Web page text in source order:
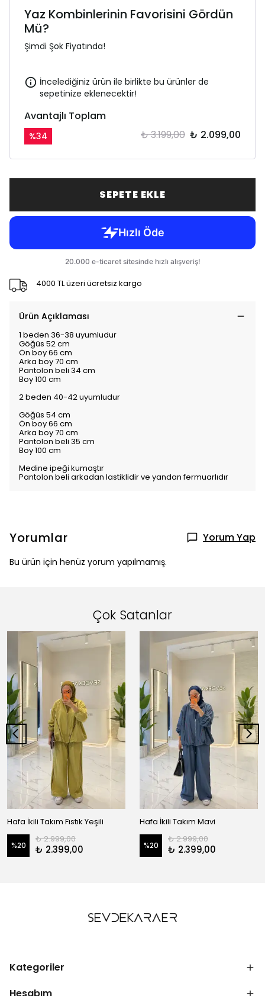
Yaz Kombinlerinin Favorisini Gördün
Mü?
Şimdi Şok Fiyatında!
İncelediğiniz ürün ile birlikte bu ürünler de
sepetinize eklenecektir!
Avantajlı Toplam
%34 ₺ 3.199,00 ₺ 2.099,00
SEPETE EKLE
4000 TL üzeri ücretsiz kargo
Ürün Açıklaması
1 beden 36-38 uyumludur
Göğüs 52 cm
Ön boy 66 cm
Arka boy 70 cm
Pantolon beli 34 cm
Boy 100 cm
2 beden 40-42 uyumludur
Göğüs 54 cm
Ön boy 66 cm
Arka boy 70 cm
Pantolon beli 35 cm
Boy 100 cm
Medine ipeği kumaştır
Pantolon beli arkadan lastiklidir ve yandan fermuarlıdır
Yorumlar Yorum Yap
Bu ürün için henüz yorum yapılmamış.
Çok Satanlar
Hafa İkili Takım Fıstık Yeşili
%20
₺ 2.999,00
₺ 2.399,00
Hafa İkili Takım Mavi
%20
₺ 2.999,00
₺ 2.399,00
Kategoriler